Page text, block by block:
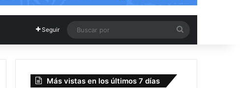
Seguir
por
Más vistas en los últimos 7 días